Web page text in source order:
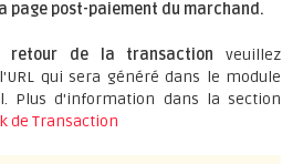
page post-paiement du marchand.
retour de la transaction veuillez
qui sera généré dans le module
Plus d'information dans la section
de Transaction